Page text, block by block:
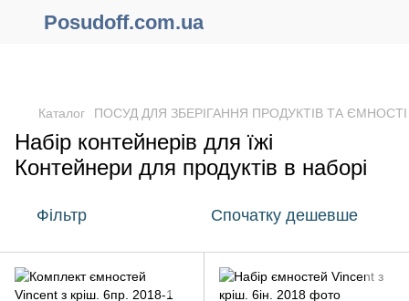
Posudoff.com.ua
Каталог ПОСУД ДЛЯ ЗБЕРІГАННЯ ПРОДУКТІВ ТА ЄМНОСТІ
Набір контейнерів для їжі
Контейнери для продуктів в наборі
Фільтр Спочатку дешевше